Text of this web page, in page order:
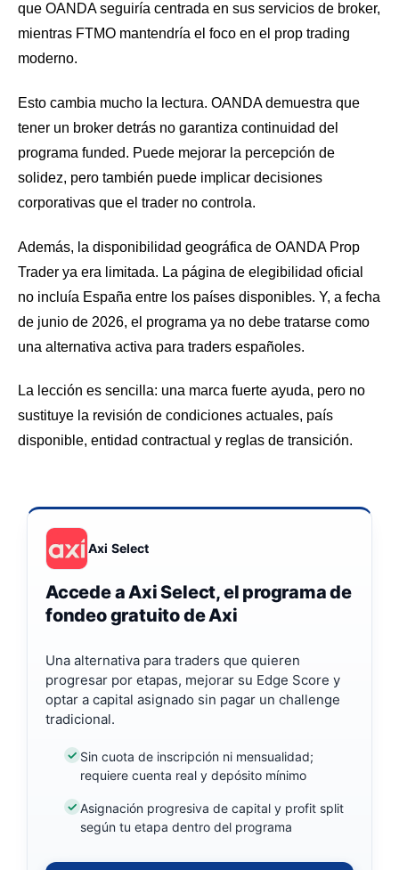
que OANDA seguiría centrada en sus servicios de broker,
mientras FTMO mantendría el foco en el prop trading
moderno.
Esto cambia mucho la lectura. OANDA demuestra que
tener un broker detrás no garantiza continuidad del
programa funded. Puede mejorar la percepción de
solidez, pero también puede implicar decisiones
corporativas que el trader no controla.
Además, la disponibilidad geográfica de OANDA Prop
Trader ya era limitada. La página de elegibilidad oficial
no incluía España entre los países disponibles. Y, a fecha
de junio de 2026, el programa ya no debe tratarse como
una alternativa activa para traders españoles.
La lección es sencilla: una marca fuerte ayuda, pero no
sustituye la revisión de condiciones actuales, país
disponible, entidad contractual y reglas de transición.
Axi Select
Accede a Axi Select, el programa de
fondeo gratuito de Axi
Una alternativa para traders que quieren
progresar por etapas, mejorar su Edge Score y
optar a capital asignado sin pagar un challenge
tradicional.
Sin cuota de inscripción ni mensualidad;
requiere cuenta real y depósito mínimo
Asignación progresiva de capital y profit split
según tu etapa dentro del programa